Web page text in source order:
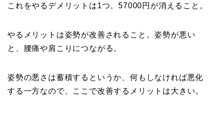
これをやるデメリットは1つ。57000円が消えること。
やるメリットは姿勢が改善されること。姿勢が悪い
と、腰痛や肩こりにつながる。
姿勢の悪さは蓄積するというか、何もしなければ悪化
する一方なので、ここで改善するメリットは大きい。